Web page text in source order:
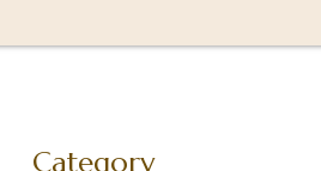
Category